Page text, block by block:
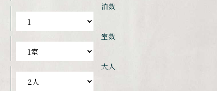
泊数
室数
大人